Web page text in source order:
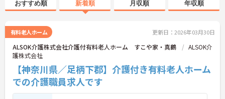
おすすめ順 新着順 月収順 年収順
有料老人ホーム 更新日：2026年03月30日
ALSOK介護株式会社介護付有料老人ホーム すこや家・真鶴
ALSOK介
護株式会社
【神奈川県／足柄下郡】介護付き有料老人ホーム
での介護職員求人です